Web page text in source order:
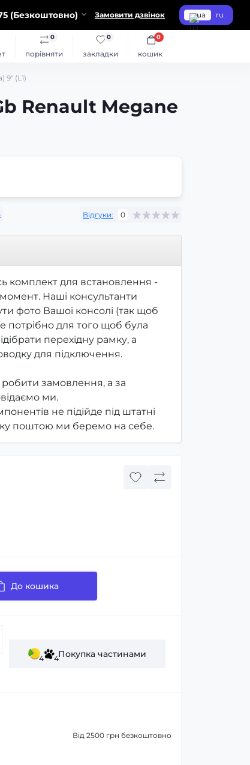
(Безкоштовно) Замовити дзвінок ua ru
порівняти
0
закладки
0
кошик
0
9" (L1)
Renault Megane
Відгуки: 0
комплект для встановлення -
Наші консультанти
фото Вашої консолі (так щоб
потрібно для того щоб була
перехідну рамку, а
для підключення.
замовлення, а за
ми.
не підійде під штатні
поштою ми беремо на себе.
До кошика
4 4Покупка частинами
Від 2500 грн безкоштовно